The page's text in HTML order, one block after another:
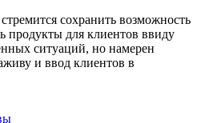
сохранить возможность
продукты для клиентов ввиду
ситуаций, но намерен
и ввод клиентов в